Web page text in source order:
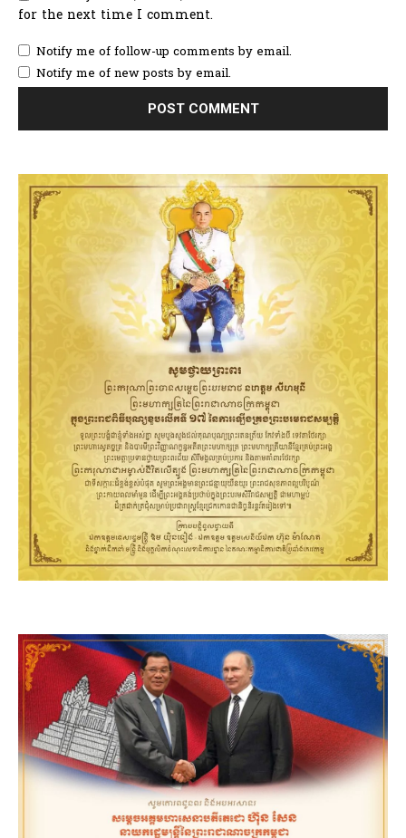
for the next time I comment.
Notify me of follow-up comments by email.
Notify me of new posts by email.